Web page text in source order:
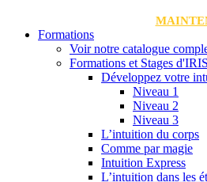
Formations
Voir notre catalogue
Formations et Stages d'IRIS
Développez votre
Niveau 1
Niveau 2
Niveau 3
L’intuition du corps
Comme par magie
Intuition Express
L’intuition dans les